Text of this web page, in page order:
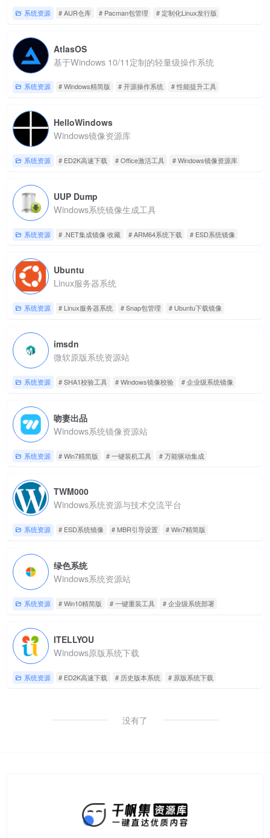
系统资源 # AUR仓库 # Pacman包管理 # 定制化Linux发行版
AtlasOS
基于Windows 10/11定制的轻量级操作系统
系统资源 # Windows精简版 # 开源操作系统 # 性能提升工具
HelloWindows
Windows镜像资源库
系统资源 # ED2K高速下载 # Office激活工具 # Windows镜像资源库
UUP Dump
Windows系统镜像生成工具
系统资源 # .NET集成镜像 收藏 # ARM64系统下载 # ESD系统镜像
Ubuntu
Linux服务器系统
系统资源 # Linux服务器系统 # Snap包管理 # Ubuntu下载镜像
imsdn
微软原版系统资源站
系统资源 # SHA1校验工具 # Windows镜像校验 # 企业级系统镜像
吻妻出品
Windows系统镜像资源站
系统资源 # Win7精简版 # 一键装机工具 # 万能驱动集成
TWM000
Windows系统资源与技术交流平台
系统资源 # ESD系统镜像 # MBR引导设置 # Win7精简版
绿色系统
Windows系统资源站
系统资源 # Win10精简版 # 一键重装工具 # 企业级系统部署
ITELLYOU
Windows原版系统下载
系统资源 # ED2K高速下载 # 历史版本系统 # 原版系统下载
没有了